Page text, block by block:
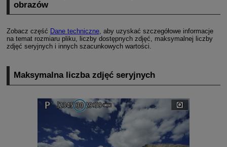
obrazów
Zobacz część Dane techniczne, aby uzyskać szczegółowe informacje
na temat rozmiaru pliku, liczby dostępnych zdjęć, maksymalnej liczby
zdjęć seryjnych i innych szacunkowych wartości.
Maksymalna liczba zdjęć seryjnych